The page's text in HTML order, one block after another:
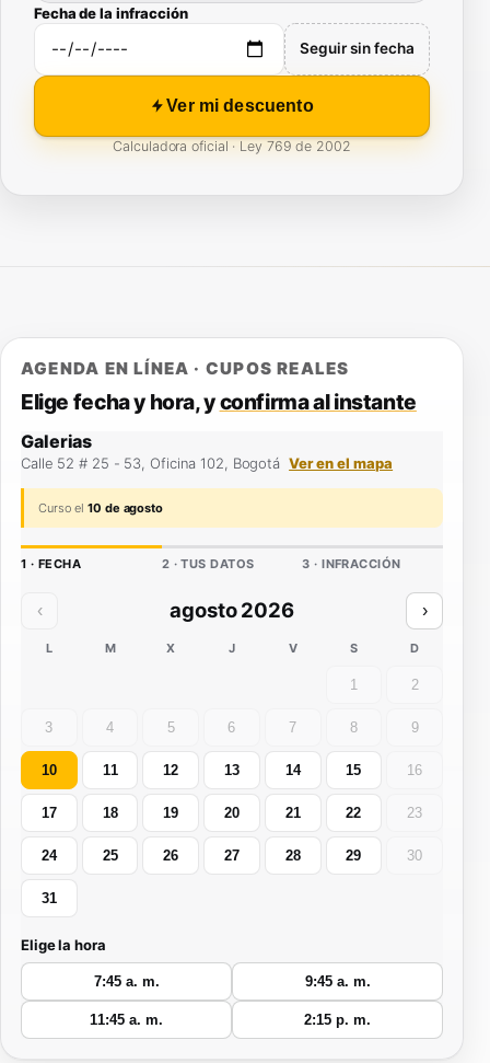
Fecha de la infracción
Seguir sin fecha
Ver mi descuento
Calculadora oficial · Ley 769 de 2002
AGENDA EN LÍNEA · CUPOS REALES
Elige fecha y hora, yconfirma al instante
Galerias
Calle 52 # 25 - 53, Oficina 102, Bogotá Ver en el mapa
Curso el10 de agosto
1 · FECHA 2 · TUS DATOS 3 · INFRACCIÓN
‹ agosto 2026 ›
L M X J V S D
1 2
3 4 5 6 7 8 9
10 11 12 13 14 15 16
17 18 19 20 21 22 23
24 25 26 27 28 29 30
31
Elige la hora
7:45 a. m. 9:45 a. m.
11:45 a. m. 2:15 p. m.